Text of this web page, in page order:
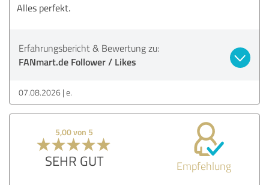
Alles perfekt.
Erfahrungsbericht & Bewertung zu:
FANmart.de Follower / Likes
07.08.2026 e.
5,00 von 5
SEHR GUT Empfehlung